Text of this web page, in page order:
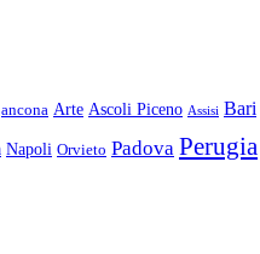
ancona Arte Ascoli Piceno Assisi Bari
Napoli Orvieto Padova Perugia